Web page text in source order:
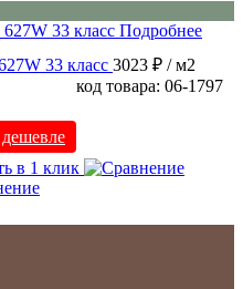
Подробнее
33 класс 3023 ₽ / м2
код товара: 06-1797
в 1 клик